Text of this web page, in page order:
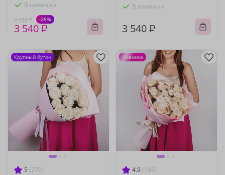
В наличии
4 720 ₽ -25%
3 540 ₽
В наличии
3 540 ₽
5 (279)
Крупный бутон
4.9 (193)
Новинка